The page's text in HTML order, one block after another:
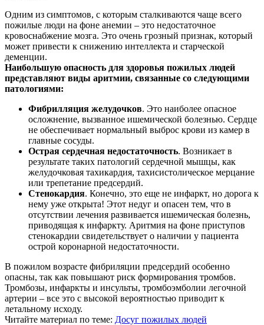
Одним из симптомов, с которым сталкиваются чаще всего
пожилые люди на фоне анемии – это недостаточное
кровоснабжение мозга. Это очень грозный признак, который
может привести к снижению интеллекта и старческой
деменции.
Наибольшую опасность для здоровья пожилых людей
представляют виды аритмии, связанные со следующими
патологиями:
Фибрилляция желудочков. Это наиболее опасное
осложнение, вызванное ишемической болезнью. Сердце
не обеспечивает нормальный выброс крови из камер в
главные сосуды.
Острая сердечная недостаточность. Возникает в
результате таких патологий сердечной мышцы, как
желудочковая тахикардия, тахисистолическое мерцание
или трепетание предсердий.
Стенокардия. Конечно, это еще не инфаркт, но дорога к
нему уже открыта! Этот недуг и опасен тем, что в
отсутствии лечения развивается ишемическая болезнь,
приводящая к инфаркту. Аритмия на фоне приступов
стенокардии свидетельствует о наличии у пациента
острой коронарной недостаточности.
В пожилом возрасте фибриляции предсердий особенно
опасны, так как повышают риск формирования тромбов.
Тромбозы, инфаркты и инсульты, тромбоэмболии легочной
артерии – все это с высокой вероятностью приводит к
летальному исходу.
Читайте материал по теме: Досуг пожилых людей